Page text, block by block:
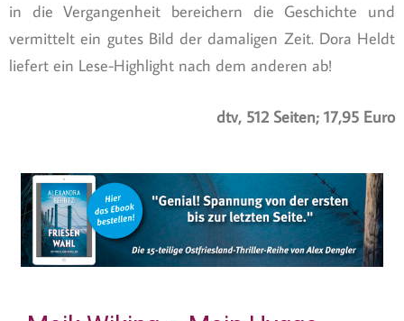
in die Vergangenheit bereichern die Geschichte und
vermittelt ein gutes Bild der damaligen Zeit. Dora Heldt
liefert ein Lese-Highlight nach dem anderen ab!
dtv, 512 Seiten; 17,95 Euro